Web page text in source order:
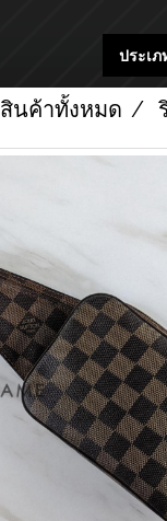
ประเ
สินค้าทั้งหมด